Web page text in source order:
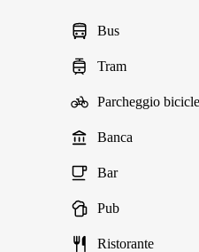
Bus
Tram
Parcheggio
Banca
Bar
Pub
Ristorante